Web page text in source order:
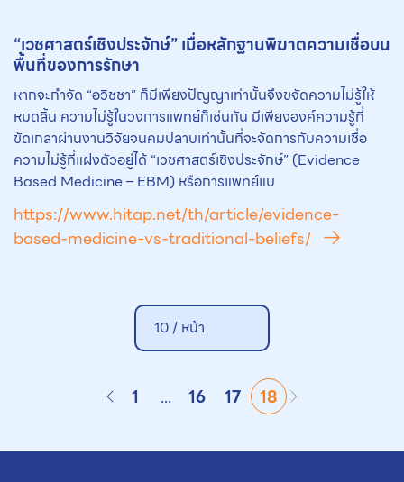
“เวชศาสตร์เชิงประจักษ์” เมื่อหลักฐานพิฆาตความเชื่อบน
พื้นที่ของการรักษา
หากจะกำจัด “อวิชชา” ก็มีเพียงปัญญาเท่านั้นจึงขจัดความไม่รู้ให้
หมดสิ้น ความไม่รู้ในวงการแพทย์ก็เช่นกัน มีเพียงองค์ความรู้ที่
ขัดเกลาผ่านงานวิจัยจนคมปลาบเท่านั้นที่จะจัดการกับความเชื่อ
ความไม่รู้ที่แฝงตัวอยู่ได้ “เวชศาสตร์เชิงประจักษ์” (Evidence
Based Medicine – EBM) หรือการแพทย์แบ
https://www.hitap.net/th/article/evidence-
based-medicine-vs-traditional-beliefs/
10 / หน้า
1 ... 16 17 18